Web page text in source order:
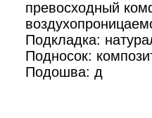
превосходный
Подкладка:
Подносок:
Подошва: д